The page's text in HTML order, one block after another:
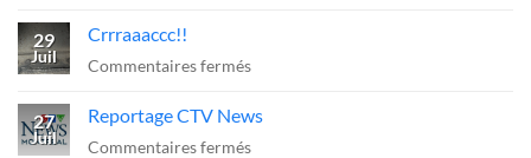
??
à
sur
l’A-
29
Juil
Crrraaaccc!!
Commentaires ferméssur
27
Juil
Reportage CTV News
Commentaires ferméssur